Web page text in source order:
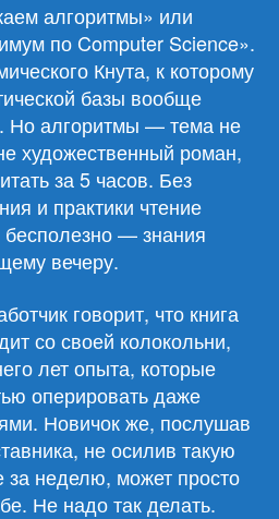
алгоритмы» или
по Computer Science».
Кнута, к которому
базы вообще
Но алгоритмы — тема не
художественный роман,
за 5 часов. Без
и практики чтение
— знания
вечеру.
говорит, что книга
со своей колокольни,
лет опыта, которые
оперировать даже
Новичок же, послушав
не осилив такую
за неделю, может просто
Не надо так делать.